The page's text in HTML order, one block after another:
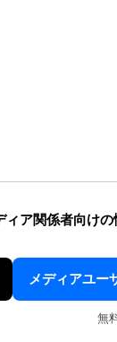
ィア関係者向け
メディアユー
無